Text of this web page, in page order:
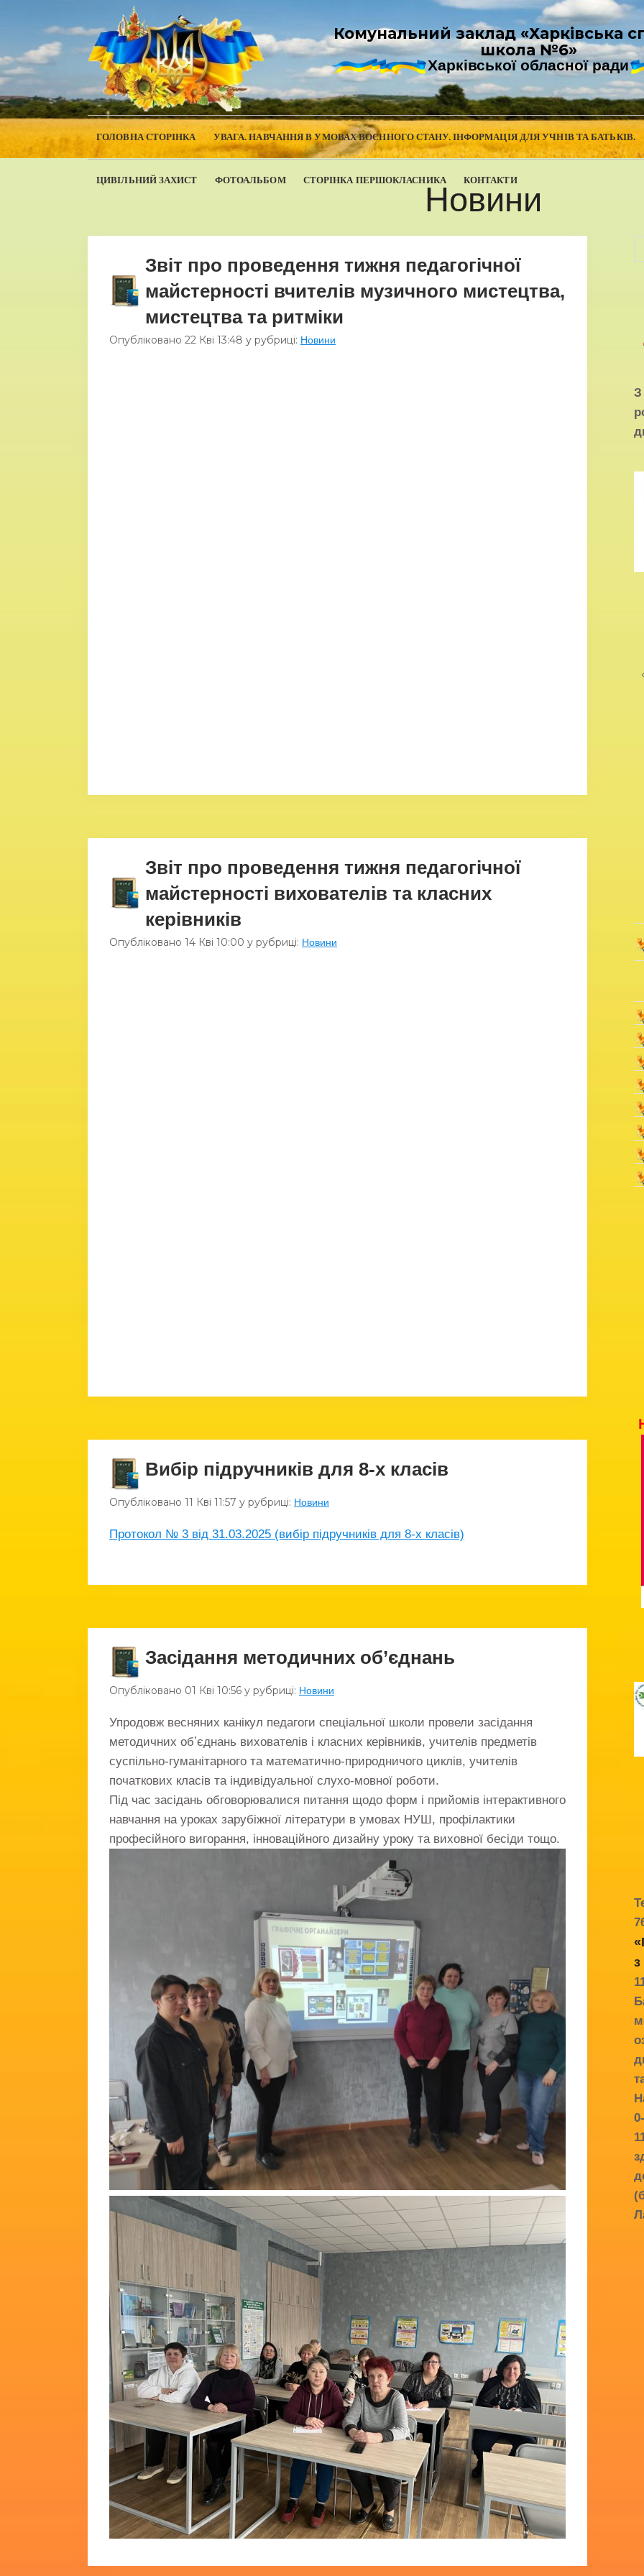
Комунальний заклад «Харківська
школа №6»
Харківської обласної ради
ГОЛОВНА СТОРІНКА УВАГА. НАВЧАННЯ В УМОВАХ ВОЄННОГО СТАНУ. ІНФОРМАЦІЯ ДЛЯ УЧНІВ ТА БАТЬКІВ.
ЦИВІЛЬНИЙ ЗАХИСТ ФОТОАЛЬБОМ СТОРІНКА ПЕРШОКЛАСНИКА КОНТАКТИ
Новини
Звіт про проведення тижня педагогічної
майстерності вчителів музичного мистецтва,
мистецтва та ритміки
Опубліковано 22 Кві 13:48 у рубриці: Новини
Звіт про проведення тижня педагогічної
майстерності вихователів та класних
керівників
Опубліковано 14 Кві 10:00 у рубриці: Новини
Вибір підручників для 8-х класів
Опубліковано 11 Кві 11:57 у рубриці: Новини
Протокол № 3 від 31.03.2025 (вибір підручників для 8-х класів)
Засідання методичних об’єднань
Опубліковано 01 Кві 10:56 у рубриці: Новини
Упродовж весняних канікул педагоги спеціальної школи провели засідання
методичних обʼєднань вихователів і класних керівників, учителів предметів
суспільно-гуманітарного та математично-природничого циклів, учителів
початкових класів та індивідуальної слухо-мовної роботи.
Під час засідань обговорювалися питання щодо форм і прийомів інтерактивного
навчання на уроках зарубіжної літератури в умовах НУШ, профілактики
професійного вигорання, інноваційного дизайну уроку та виховної бесіди тощо.
З
з